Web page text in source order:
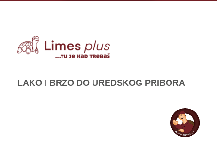
LAKO I BRZO DO UREDSKOG PRIBORA